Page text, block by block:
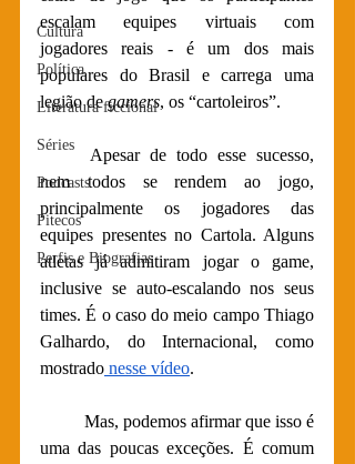
Cultura
Política
Literatura ficcional
Séries
Podcasts
Pitecos
Perfis e Biografias
escalam equipes virtuais com
jogadores reais - é um dos mais
populares do Brasil e carrega uma
legião de gamers, os “cartoleiros”.
Apesar de todo esse sucesso,
nem todos se rendem ao jogo,
principalmente os jogadores das
equipes presentes no Cartola. Alguns
atletas já admitiram jogar o game,
inclusive se auto-escalando nos seus
times. É o caso do meio campo Thiago
Galhardo, do Internacional, como
mostrado nesse vídeo.
Mas, podemos afirmar que isso é
uma das poucas exceções. É comum